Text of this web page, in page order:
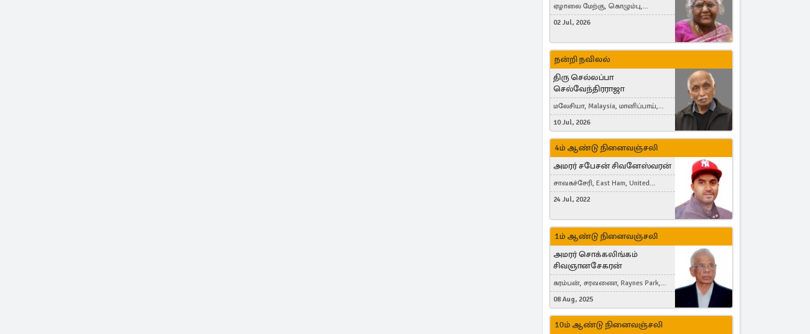
ஏழாலை மேற்கு, கொழும்பு,
தங்காலை, London, United Kingdom
02 Jul, 2026
நன்றி நவிலல்
திரு செல்லப்பா
செல்வேந்திரராஜா
மலேசியா, Malaysia, மானிப்பாய்,
Duisburg, Germany, London, United
Kingdom
10 Jul, 2026
4ம் ஆண்டு நினைவஞ்சலி
அமரர் சபேசன் சிவனேஸ்வரன்
சாவகச்சேரி, East Ham, United
Kingdom
24 Jul, 2022
1ம் ஆண்டு நினைவஞ்சலி
அமரர் சொக்கலிங்கம்
சிவஞானசேகரன்
கரம்பன், சரவணை, Raynes Park,
London, United Kingdom
08 Aug, 2025
10ம் ஆண்டு நினைவஞ்சலி